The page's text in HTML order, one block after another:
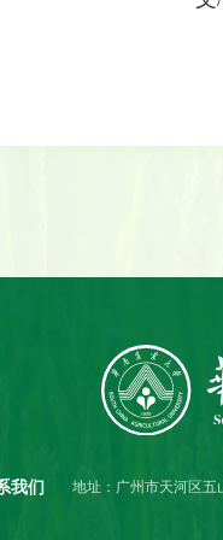
我们 地址：广州市天河区五